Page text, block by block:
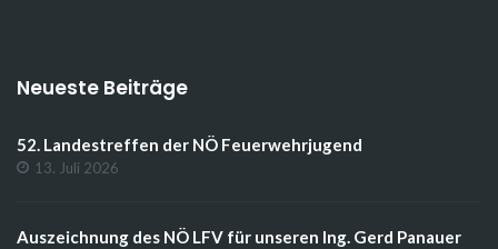
Neueste Beiträge
52. Landestreffen der NÖ Feuerwehrjugend
13. Juli 2026
Auszeichnung des NÖ LFV für unseren Ing. Gerd Panauer